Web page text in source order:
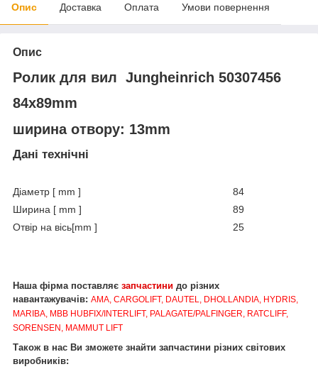
Опис Доставка Оплата Умови повернення
Опис
Ролик для вил Jungheinrich 50307456
84x89mm
ширина отвору: 13mm
Дані технічні
Діаметр [ mm ]
84
Ширина [ mm ]
89
Отвір на вісь[mm ]
25
Наша фірма поставляє запчастини до різних
навантажувачів: AMA, CARGOLIFT, DAUTEL, DHOLLANDIA, HYDRIS,
MARIBA, MBB HUBFIX/INTERLIFT, PALAGATE/PALFINGER, RATCLIFF,
SORENSEN, MAMMUT LIFT
Також в нас Ви зможете знайти запчастини різних світових
виробників: